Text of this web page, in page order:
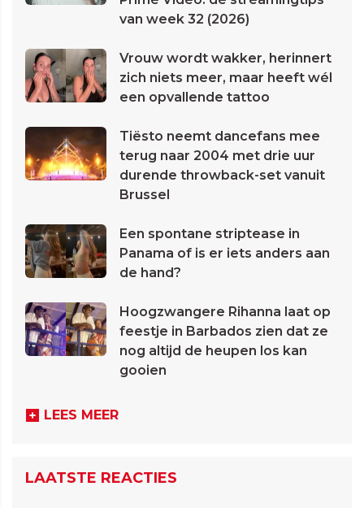
van week 32 (2026)
Vrouw wordt wakker, herinnert
zich niets meer, maar heeft wél
een opvallende tattoo
Tiësto neemt dancefans mee
terug naar 2004 met drie uur
durende throwback-set vanuit
Brussel
Een spontane striptease in
Panama of is er iets anders aan
de hand?
Hoogzwangere Rihanna laat op
feestje in Barbados zien dat ze
nog altijd de heupen los kan
gooien
LEES MEER
LAATSTE REACTIES